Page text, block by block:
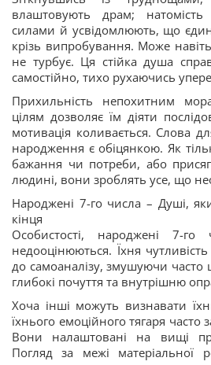
влаштовують драм;
силами й усвідомлюють, що
крізь випробування. Може
не турбує. Ця стійка душа
самостійно, тихо рухаючись
Прихильність непохитним
цілям дозволяє їм діяти
мотивація коливається. Слова
народження є обіцянкою. Як
бажання чи потреби, або
людині, вони зроблять усе, що
Народжені 7-го числа – Душі,
кінця
Особистості, народжені 7-го
недооцінюються. Їхня
до самоаналізу, змушуючи часто
глибокі почуття та внутрішню
Хоча інші можуть визнавати
їхнього емоційного тягаря
Вони налаштовані на вищі
Погляд за межі матеріальної